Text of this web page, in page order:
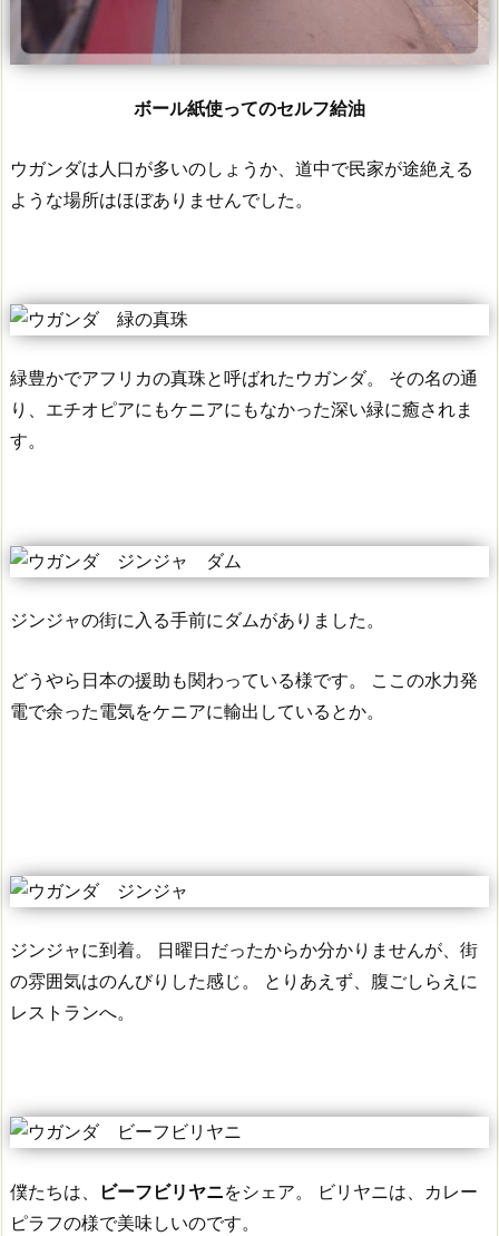
ボール紙使ってのセルフ給油
ウガンダは人口が多いのしょうか、道中で民家が途絶える
ような場所はほぼありませんでした。
緑豊かでアフリカの真珠と呼ばれたウガンダ。
その名の通
り、エチオピアにもケニアにもなかった深い緑に癒されま
す。
ジンジャの街に入る手前にダムがありました。
どうやら日本の援助も関わっている様です。
ここの水力発
電で余った電気をケニアに輸出しているとか。
ジンジャに到着。
日曜日だったからか分かりませんが、街
の雰囲気はのんびりした感じ。
とりあえず、腹ごしらえに
レストランへ。
僕たちは、 ビーフビリヤニをシェア。
ビリヤニは、カレー
ピラフの様で美味しいのです。